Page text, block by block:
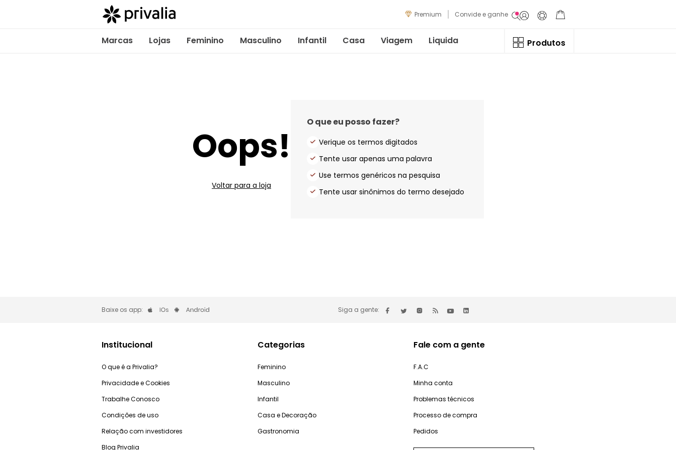
Premium Convide e ganhe
Marcas Lojas Feminino Masculino Infantil Casa Viagem Liquida Produtos
Oops!
Voltar para a loja
O que eu posso fazer?
Verique os termos digitados
Tente usar apenas uma palavra
Use termos genéricos na pesquisa
Tente usar sinônimos do termo desejado
Baixe os app: Siga a gente:
Institucional
O que é a Privalia?
Privacidade e Cookies
Trabalhe Conosco
Condições de uso
Relação com investidores
Blog Privalia
Categorias
Feminino
Masculino
Infantil
Casa e Decoração
Gastronomia
Fale com a gente
F.A.C
Minha conta
Problemas técnicos
Processo de compra
Pedidos